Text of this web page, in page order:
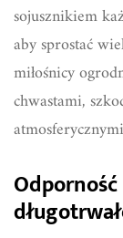
sojusznikiem
aby sprostać
miłośnicy
chwastami,